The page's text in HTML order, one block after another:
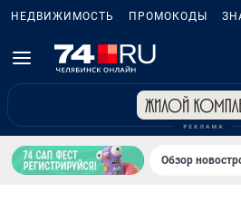
НЕДВИЖИМОСТЬ ПРОМОКОДЫ
Обзор